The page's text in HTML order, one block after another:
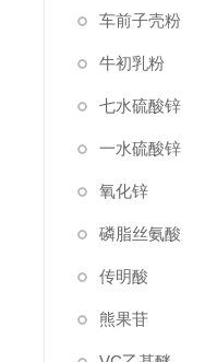
车前子壳粉
牛初乳粉
七水硫酸锌
一水硫酸锌
氧化锌
磷脂丝氨酸
传明酸
熊果苷